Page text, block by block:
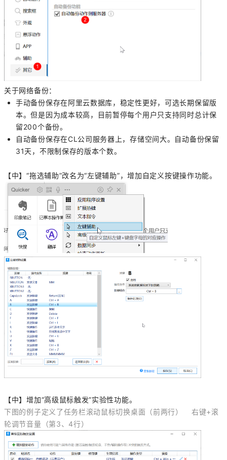
关于网络备份：
手动备份保存在阿里云数据库，稳定性更好，可选长期保留版
本。但是因为成本较高，目前暂停每个用户只支持同时总计保
留200个备份。
自动备份保存在CL公司服务器上，存储空间大。自动备份保留
31天，不限制保存的版本个数。
【中】“拖选辅助”改名为“左键辅助”，增加自定义按键操作功能。
【中】增加“高级鼠标触发”实验性功能。
下图的例子定义了任务栏滚动鼠标切换桌面（前两行） 右键+滚
轮调节音量（第3、4行）